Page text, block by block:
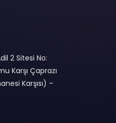
2 Sitesi No:
Karşı Çaprazı
Karşısı) –